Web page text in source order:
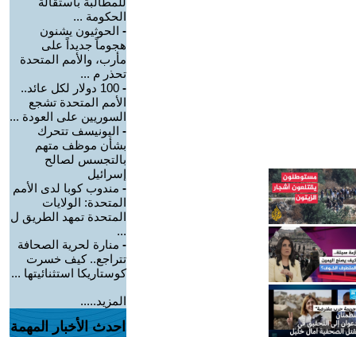
الحكومة ...
- الحوثيون يشنون
هجوماً جديداً على
مأرب، والأمم المتحدة
تحذر م ...
-
100 دولار لكل عائد..
الأمم المتحدة تشجع
السوريين على العودة ...
- اليونيسف تتحرك
بشأن موظف متهم
بالتجسس لصالح
إسرائيل
- مندوب كوبا لدى الأمم
المتحدة: الولايات
المتحدة تمهد الطريق ل
...
- منارة لحرية الصحافة
تتراجع.. كيف خسرت
كوستاريكا استثنائيتها ...
المزيد.....
احدث الأخبار المهمة